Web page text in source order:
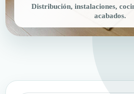
Distribución, instalaciones,
acabados.